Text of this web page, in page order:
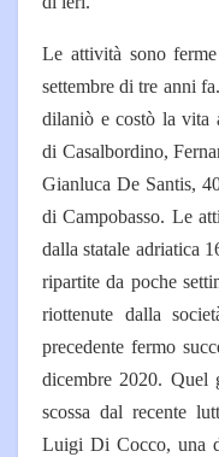
Le attività sono
settembre di tre anni
dilaniò e costò la vita
di Casalbordino,
Gianluca De Santis,
di Campobasso. Le
dalla statale adriatica
ripartite da poche
riottenute dalla
precedente fermo
dicembre 2020. Quel
scossa dal recente
Luigi Di Cocco, una